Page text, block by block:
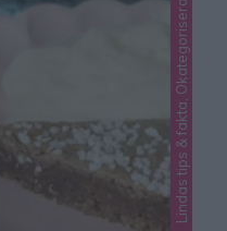
Lindas tips & fakta, Okategoriserade